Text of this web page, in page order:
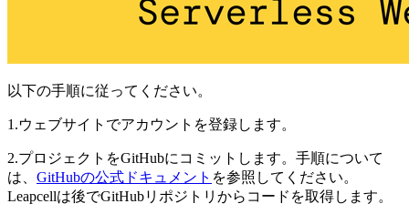
以下の手順に従ってください。
1.ウェブサイトでアカウントを登録します。
2.プロジェクトをGitHubにコミットします。手順について
は、 GitHubの公式ドキュメント を参照してください。
Leapcellは後でGitHubリポジトリからコードを取得します。